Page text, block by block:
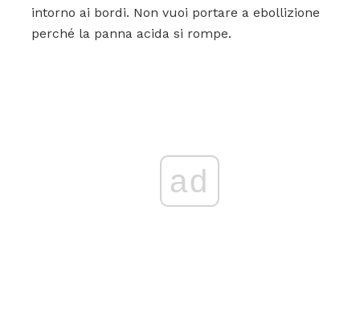
intorno ai bordi. Non vuoi portare a ebollizione
perché la panna acida si rompe.
ad